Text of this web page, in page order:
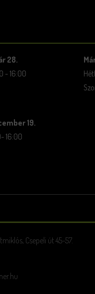
28.
- 16:00
19.
16:00
Csepeli út 45-57.